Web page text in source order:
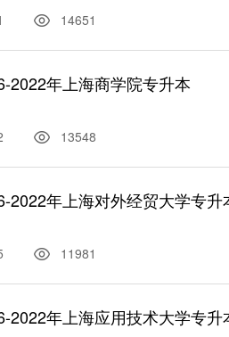
14651
2022年上海商学院专升本
13548
2022年上海对外经贸大学专升
11981
2022年上海应用技术大学专升